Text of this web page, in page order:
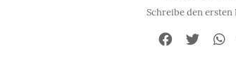
Schreibe den